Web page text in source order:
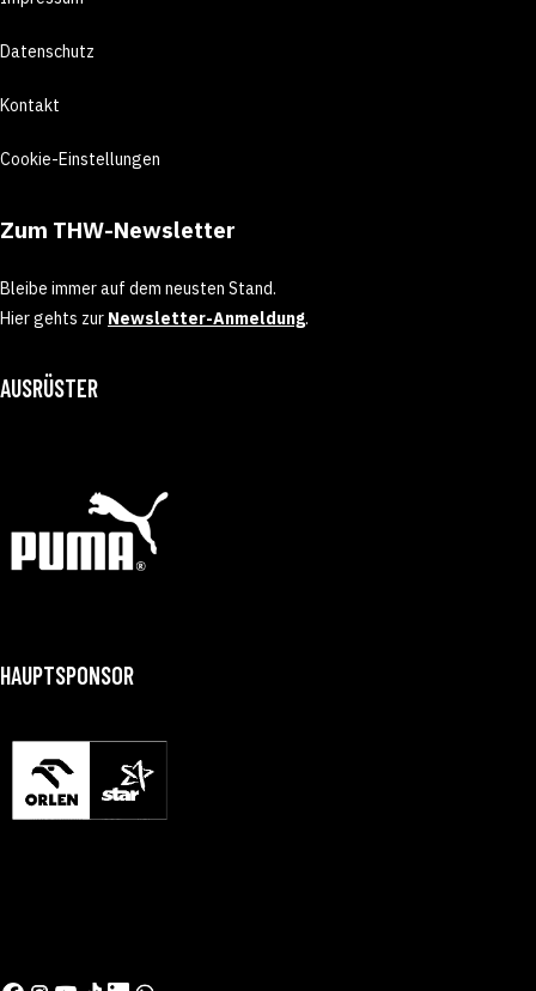
Datenschutz
Kontakt
Cookie-Einstellungen
Zum THW-Newsletter
Bleibe immer auf dem neusten Stand.
Hier gehts zur Newsletter-Anmeldung.
AUSRÜSTER
HAUPTSPONSOR